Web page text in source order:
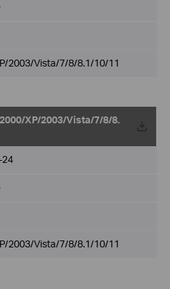
2003/Vista/7/8/8.1/10/11
XP/2003/Vista/7/8/8.
2003/Vista/7/8/8.1/10/11